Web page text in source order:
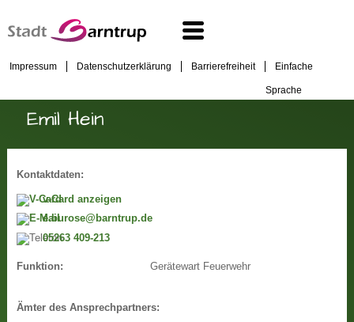
Impressum Datenschutzerklärung Barrierefreiheit Einfache
Sprache
Emil Hein
Kontaktdaten:
v-Card anzeigen
e.burose@barntrup.de
05263 409-213
Funktion: Gerätewart Feuerwehr
Ämter des Ansprechpartners: